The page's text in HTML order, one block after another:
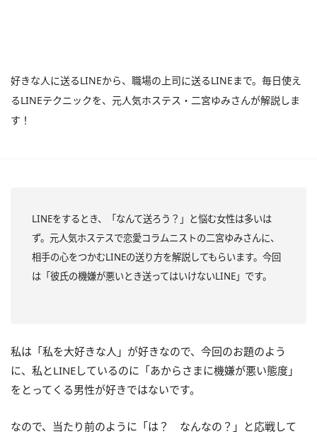
好きな人に送るLINEから、職場の上司に送るLINEまで。毎日使え
るLINEテクニックを、元人気ホステス・二宮ゆみさんが解説しま
す！
LINEをするとき、「なんて送ろう？」と悩む女性は多いは
ず。元人気ホステスで恋愛コラムニストの二宮ゆみさんに、
相手の心をつかむLINEの送り方を解説してもらいます。今回
は「彼氏の機嫌が悪いとき送ってはいけないLINE」です。
私は「私を大好きな人」が好きなので、今回のお題のよう
に、私とLINEしているのに「あからさまに機嫌が悪い態度」
をとってくる男性が好きではないです。
なので、当たり前のように「は？ なんなの？」と応戦して